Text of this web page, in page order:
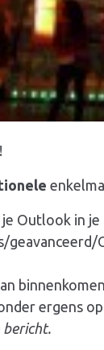
Outlook in je
geavanceerd/
ergens op
bericht.